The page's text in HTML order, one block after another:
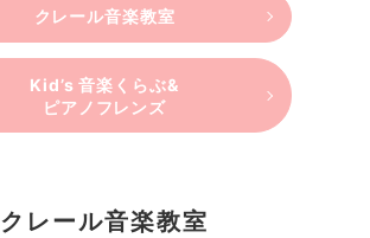
クレール音楽教室
Kid’s 音楽くらぶ&
ピアノフレンズ
クレール音楽教室